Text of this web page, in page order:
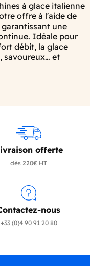
à glace italienne
offre à l'aide de
une
Idéale pour
débit, la glace
savoureux… et
offerte
dès 220€ HT
nous
+33 (0)4 90 91 20 80